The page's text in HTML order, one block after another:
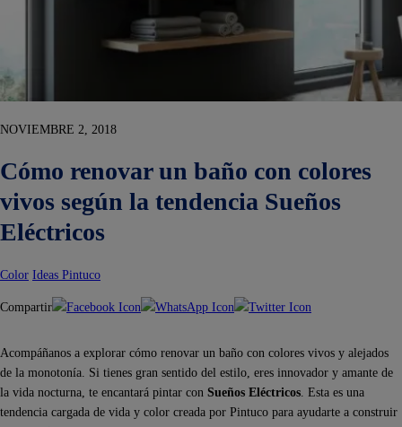
NOVIEMBRE 2, 2018
Cómo renovar un baño con colores
vivos según la tendencia Sueños
Eléctricos
Color Ideas Pintuco
Compartir
Acompáñanos a explorar cómo renovar un baño con colores vivos y alejados
de la monotonía. Si tienes gran sentido del estilo, eres innovador y amante de
la vida nocturna, te encantará pintar con Sueños Eléctricos . Esta es una
tendencia cargada de vida y color creada por Pintuco para ayudarte a construir